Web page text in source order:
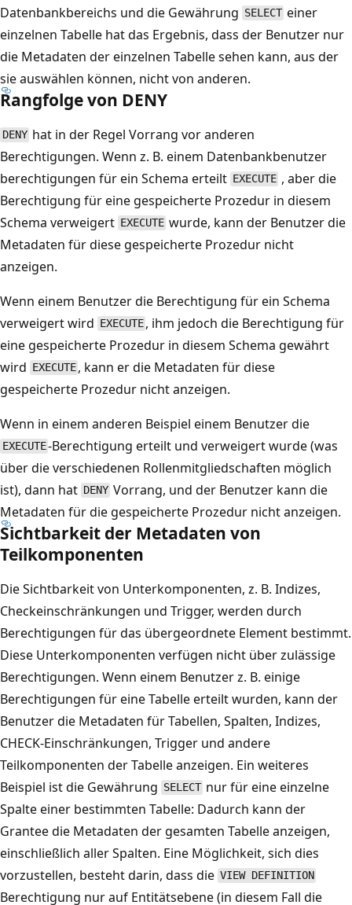
Datenbankbereichs und die Gewährung SELECT einer
einzelnen Tabelle hat das Ergebnis, dass der Benutzer nur
die Metadaten der einzelnen Tabelle sehen kann, aus der
sie auswählen können, nicht von anderen.
Rangfolge von DENY
DENY hat in der Regel Vorrang vor anderen
Berechtigungen. Wenn z. B. einem Datenbankbenutzer
berechtigungen für ein Schema erteilt EXECUTE , aber die
Berechtigung für eine gespeicherte Prozedur in diesem
Schema verweigert EXECUTE wurde, kann der Benutzer die
Metadaten für diese gespeicherte Prozedur nicht
anzeigen.
Wenn einem Benutzer die Berechtigung für ein Schema
verweigert wird EXECUTE , ihm jedoch die Berechtigung für
eine gespeicherte Prozedur in diesem Schema gewährt
wird EXECUTE , kann er die Metadaten für diese
gespeicherte Prozedur nicht anzeigen.
Wenn in einem anderen Beispiel einem Benutzer die
EXECUTE-Berechtigung erteilt und verweigert wurde (was
über die verschiedenen Rollenmitgliedschaften möglich
ist), dann hat DENY Vorrang, und der Benutzer kann die
Metadaten für die gespeicherte Prozedur nicht anzeigen.
Sichtbarkeit der Metadaten von
Teilkomponenten
Die Sichtbarkeit von Unterkomponenten, z. B. Indizes,
Checkeinschränkungen und Trigger, werden durch
Berechtigungen für das übergeordnete Element bestimmt.
Diese Unterkomponenten verfügen nicht über zulässige
Berechtigungen. Wenn einem Benutzer z. B. einige
Berechtigungen für eine Tabelle erteilt wurden, kann der
Benutzer die Metadaten für Tabellen, Spalten, Indizes,
CHECK-Einschränkungen, Trigger und andere
Teilkomponenten der Tabelle anzeigen. Ein weiteres
Beispiel ist die Gewährung SELECT nur für eine einzelne
Spalte einer bestimmten Tabelle: Dadurch kann der
Grantee die Metadaten der gesamten Tabelle anzeigen,
einschließlich aller Spalten. Eine Möglichkeit, sich dies
vorzustellen, besteht darin, dass die VIEW DEFINITION
Berechtigung nur auf Entitätsebene (in diesem Fall die